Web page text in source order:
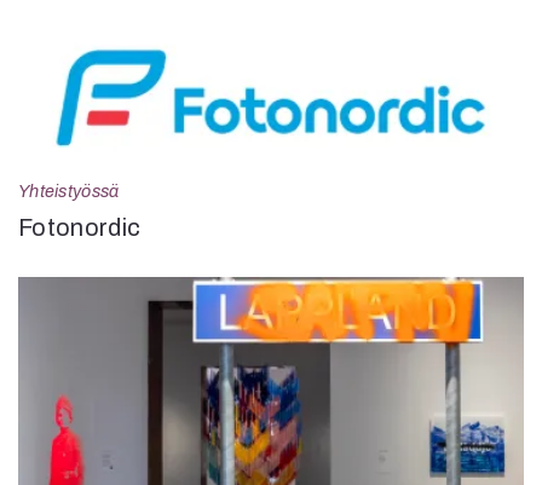
Yhteistyössä
Fotonordic